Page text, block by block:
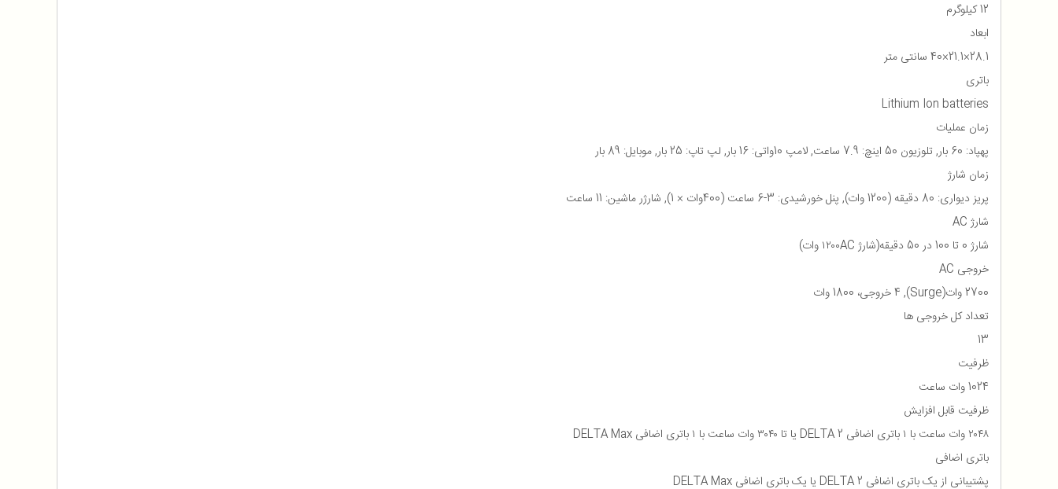
12 کیلوگرم
ابعاد
28.1×21.1×40 سانتی متر
باتری
Lithium Ion batteries
زمان عملیات
پهپاد: 60 بار, تلوزیون 50 اینچ: 7.9 ساعت, لامپ 10واتی: 16 بار, لپ تاپ: 25 بار, موبایل: 89 بار
زمان شارژ
پریز دیواری: 80 دقیقه (1200 وات), پنل خورشیدی: 3-6 ساعت (400وات × 1), شارژر ماشین: 11 ساعت
شارژ AC
شارژ 0 تا 100 در 50 دقیقه(شارژ ۱۲۰۰AC وات)
خروجی AC
2700 وات(Surge), 4 خروجی، 1800 وات
تعداد کل خروجی ها
13
ظرفیت
1024 وات ساعت
ظرفیت قابل افزایش
۲۰۴۸ وات ساعت با ۱ باتری اضافی DELTA 2 یا تا ۳۰۴۰ وات ساعت با ۱ باتری اضافی DELTA Max
باتری اضافی
پشتیبانی از یک باتری اضافی DELTA 2 یا یک باتری اضافی DELTA Max